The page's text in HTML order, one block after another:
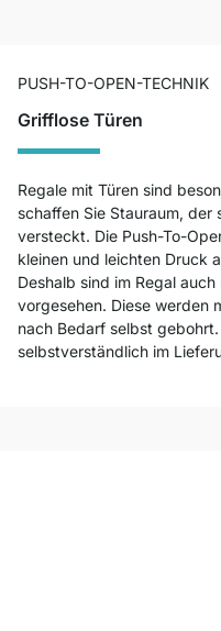
PUSH-TO-OPEN-TECHNIK
Grifflose Türen
Regale mit Türen sind
schaffen Sie Stauraum, der
versteckt. Die Push-To-
kleinen und leichten Druck
Deshalb sind im Regal
vorgesehen. Diese werden
nach Bedarf selbst
selbstverständlich im